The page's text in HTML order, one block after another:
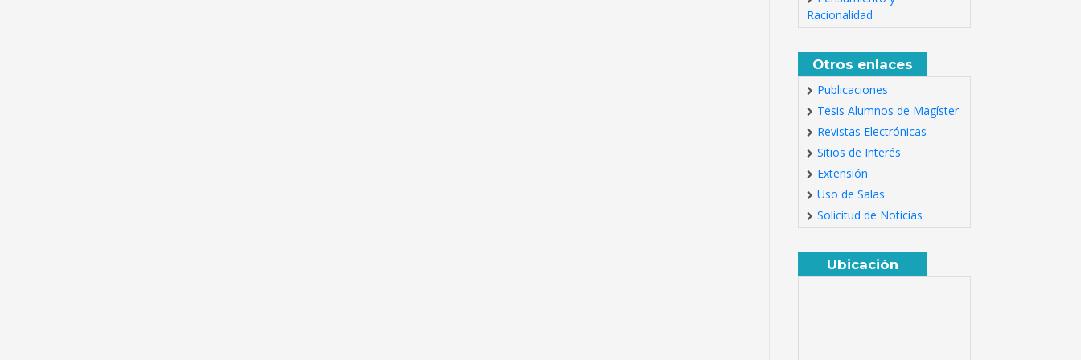
Racionalidad
Otros enlaces
Publicaciones
Tesis Alumnos de Magíster
Revistas Electrónicas
Sitios de Interés
Extensión
Uso de Salas
Solicitud de Noticias
Ubicación